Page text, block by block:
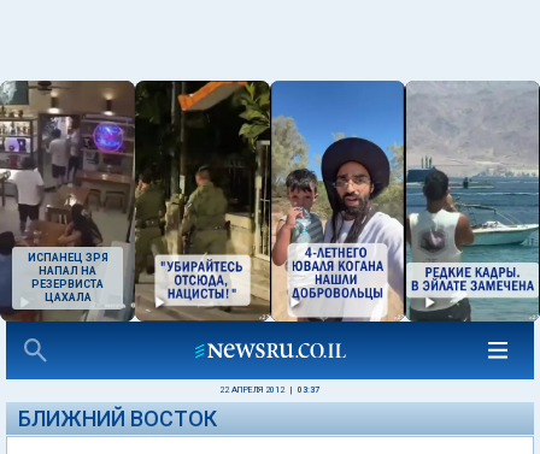
ИСПАНЕЦ ЗРЯ
НАПАЛ НА
РЕЗЕРВИСТА
ЦАХАЛА
22 АПРЕЛЯ 2012 03:37
БЛИЖНИЙ ВОСТОК